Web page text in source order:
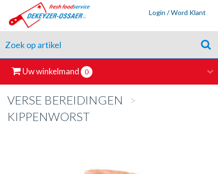
Login / Word Klant
Uw winkelmand 0
VERSE BEREIDINGEN
>
KIPPENWORST